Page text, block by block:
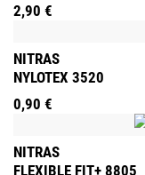
2,90 €
NITRAS
NYLOTEX 3520
0,90 €
NITRAS
FLEXIBLE FIT+ 8805